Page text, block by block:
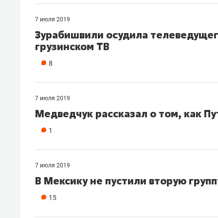
7 июля 2019
Зурабишвили осудила
грузинском ТВ
8
7 июля 2019
Медведчук рассказал о том, как
1
7 июля 2019
В Мексику не пустили вторую
15
Рекомендуем
Как ГК «МИР ГРУПП» и ВТБ
создают оазис жилого